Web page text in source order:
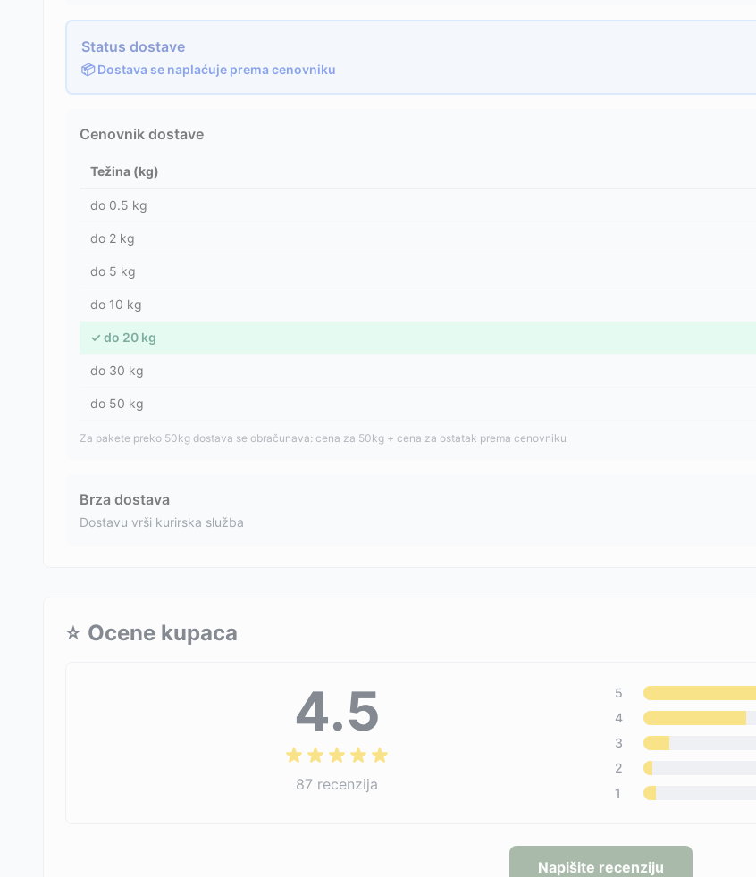
Status dostave
📦 Dostava se naplaćuje prema cenovniku
Cenovnik dostave
Težina (kg)
do 0.5 kg
do 2 kg
do 5 kg
do 10 kg
✓ do 20 kg
do 30 kg
do 50 kg
Za pakete preko 50kg dostava se obračunava: cena za 50kg + cena za ostatak prema cenovniku
Brza dostava
Dostavu vrši kurirska služba
⭐ Ocene kupaca
4.5
87 recenzija
5
4
3
2
1
Napišite recenziju